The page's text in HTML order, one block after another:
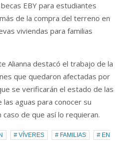
EBY para estudiantes
de la compra del terreno en
viviendas para familias
Alianna destacó el trabajo de la
que quedaron afectadas por
se verificarán el estado de las
aguas para conocer su
de que así lo requieran.
# VÍVERES # FAMILIAS
# EN